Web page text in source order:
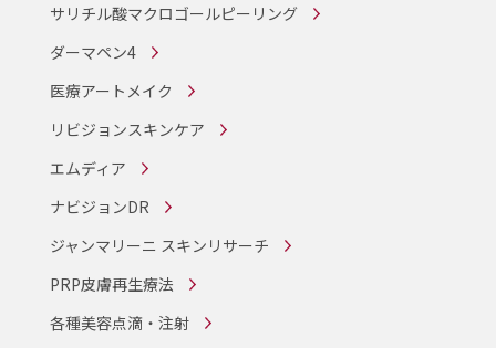
サリチル酸マクロゴールピーリング
ダーマペン4
医療アートメイク
リビジョンスキンケア
エムディア
ナビジョンDR
ジャンマリーニ スキンリサーチ
PRP皮膚再生療法
各種美容点滴・注射